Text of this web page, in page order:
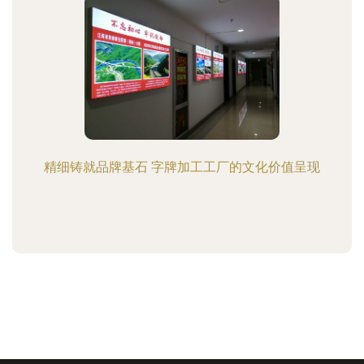
精细铸就品牌基石 字牌加工工厂的文化价值呈现